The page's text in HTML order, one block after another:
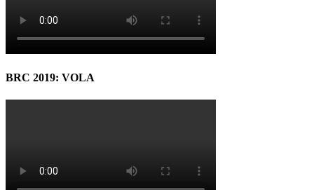
BRC 2019: VOLA